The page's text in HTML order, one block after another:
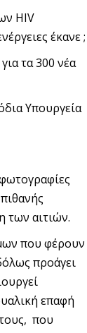
HIV
έκανε ;
τα 300 νέα
Υπουργεία
των αιτιών.
που φέρουν
προάγει
επαφή
που